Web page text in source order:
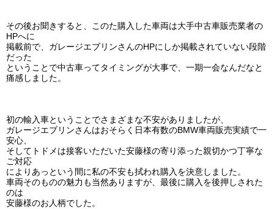
その後お聞きすると、このた購入した車両は大手中古車販売業者の
HPへに
掲載前で、ガレージエブリンさんのHPにしか掲載されていない段階
だった
ということで中古車ってタイミングが大事で、一期一会なんだなと
痛感しました。
初の輸入車ということでさまざまな不安がありましたが、
ガレージエブリンさんはおそらく日本有数のBMW車両販売実績で一
安心、
そしてトドメは接客いただいた安藤様の寄り添った親切かつ丁寧な
ご対応
によりあっという間に私の不安も拭われ購入を決意しました。
車両そのものの魅力も当然ありますが、最後に購入を後押しされた
のは
安藤様のお人柄でした。